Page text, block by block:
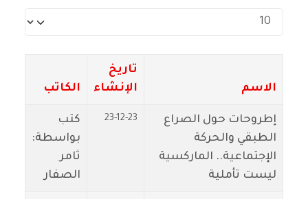
عدد الإظهارات:
الاسم
تاريخ
الإنشاء
الكاتب
إطروحات حول الصراع
الطبقي والحركة
الإجتماعية.. الماركسية
ليست تأملية
23-12-23
كتب
بواسطة:
ثامر
الصفار